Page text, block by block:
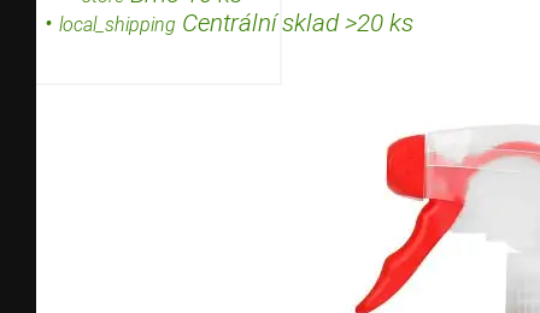
• local_shipping Centrální sklad >20 ks